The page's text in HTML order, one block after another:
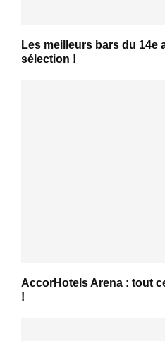
Les meilleurs bars du 14e
sélection !
AccorHotels Arena : tout
!